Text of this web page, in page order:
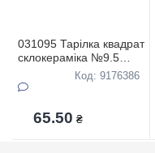
031095 Тарілка квадрат
склокерамiка №9.5
дрібна d.24см Bone
Appetit
Код: 9176386
65.50 ₴